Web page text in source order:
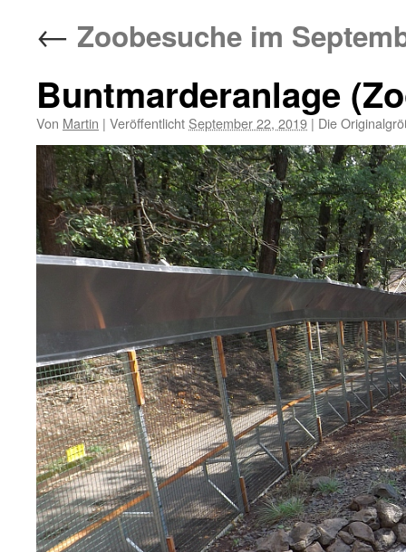
← Zoobesuche im
Buntmarderanlage
Von Martin | Veröffentlicht September 22, 2019 | Die